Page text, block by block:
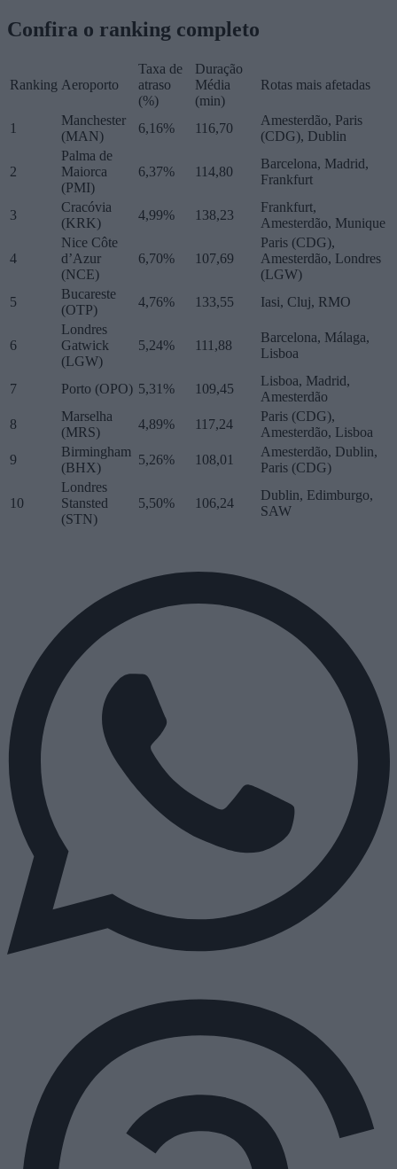
Confira o ranking completo
Ranking Aeroporto
Taxa de
atraso
(%)
Duração
Média
(min)
Rotas mais afetadas
1
Manchester
(MAN)
6,16% 116,70
Amesterdão, Paris
(CDG), Dublin
2
Palma de
Maiorca
(PMI)
6,37% 114,80
Barcelona, Madrid,
Frankfurt
3
Cracóvia
(KRK)
4,99% 138,23
Frankfurt,
Amesterdão, Munique
4
Nice Côte
d’Azur
(NCE)
6,70% 107,69
Paris (CDG),
Amesterdão, Londres
(LGW)
5
Bucareste
(OTP)
4,76% 133,55 Iasi, Cluj, RMO
6
Londres
Gatwick
(LGW)
5,24% 111,88
Barcelona, Málaga,
Lisboa
7 Porto (OPO) 5,31% 109,45
Lisboa, Madrid,
Amesterdão
8
Marselha
(MRS)
4,89% 117,24
Paris (CDG),
Amesterdão, Lisboa
9
Birmingham
(BHX)
5,26% 108,01
Amesterdão, Dublin,
Paris (CDG)
10
Londres
Stansted
(STN)
5,50% 106,24
Dublin, Edimburgo,
SAW